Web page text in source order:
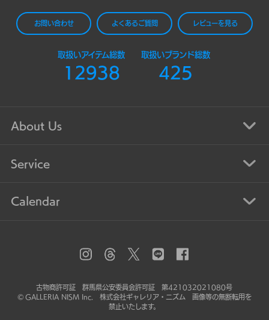
お問い合わせ よくあるご質問 レビューを見る
取扱いアイテム総数
12938
取扱いブランド総数
425
About Us
Service
Calendar
古物商許可証 群馬県公安委員会許可証 第421032021080号
© GALLERIA NISM Inc. 株式会社ギャレリア・ニズム 画像等の無断転用を
禁止いたします。